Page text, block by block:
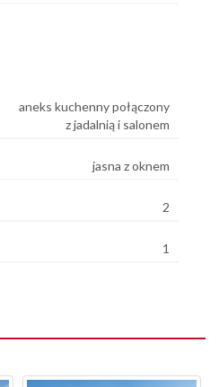
aneks kuchenny połączony
z jadalnią i salonem
jasna z oknem
2
1